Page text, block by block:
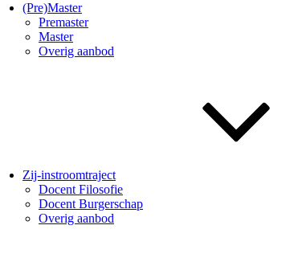
(Pre)Master
Premaster
Master
Overig aanbod
Zij-instroomtraject
Docent Filosofie
Docent Burgerschap
Overig aanbod